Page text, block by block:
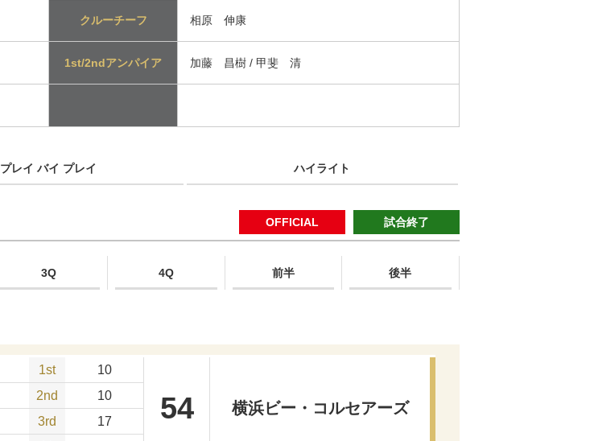
クルーチーフ 相原 伸康
1st/2ndアンパイア 加藤 昌樹 / 甲斐 清
プレイ バイ プレイ ハイライト
OFFICIAL 試合終了
3Q 4Q 前半 後半
1st 10
54 横浜ビー・コルセアーズ
2nd
10
3rd
17